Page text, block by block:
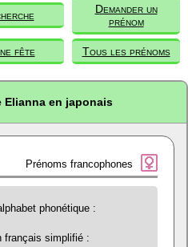
Demander un
prénom
fête Tous les prénoms
en japonais
Prénoms francophones
phonétique :
français simplifié :